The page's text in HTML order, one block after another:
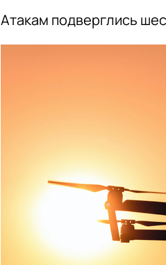
Атакам подверглись